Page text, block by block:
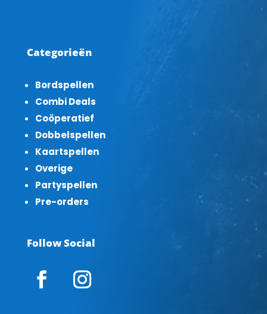
Categorieën
Bordspellen
Combi Deals
Coöperatief
Dobbelspellen
Kaartspellen
Overige
Partyspellen
Pre-orders
Follow Social